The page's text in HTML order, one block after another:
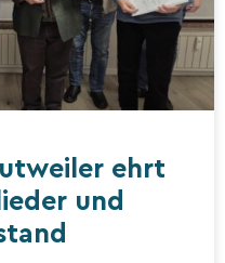
ehrt
und